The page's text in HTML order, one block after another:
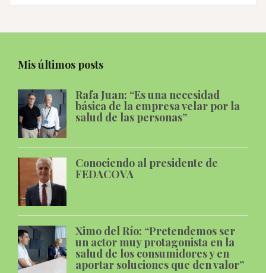
Mis últimos posts
Rafa Juan: “Es una necesidad
básica de la empresa velar por la
salud de las personas”
Conociendo al presidente de
FEDACOVA
Ximo del Río: “Pretendemos ser
un actor muy protagonista en la
salud de los consumidores y en
aportar soluciones que den valor”